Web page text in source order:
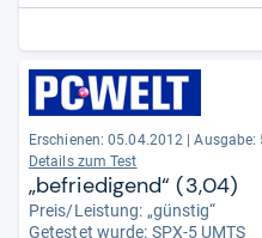
Erschienen: 05.04.2012
Ausgabe:
Details zum Test
„befriedigend“ (3,04)
Preis/Leistung: „günstig“
Getestet wurde: SPX-5 UMTS